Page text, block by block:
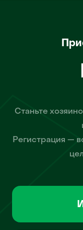
Станьте
Регистрация —